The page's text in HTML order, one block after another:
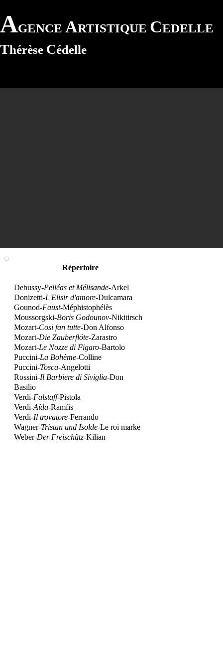
AGENCE ARTISTIQUE CEDELLE
Thérèse Cédelle
Répertoire
Debussy-Pelléas et Mélisande-Arkel
Donizetti-L'Elisir d'amore-Dulcamara
Gounod-Faust-Méphistophélès
Moussorgski-Boris Godounov-Nikitirsch
Mozart-Cosi fan tutte-Don Alfonso
Mozart-Die Zauberflöte-Zarastro
Mozart-Le Nozze di Figaro-Bartolo
Puccini-La Bohème-Colline
Puccini-Tosca-Angelotti
Rossini-Il Barbiere di Siviglia-Don
Basilio
Verdi-Falstaff-Pistola
Verdi-Aïda-Ramfis
Verdi-Il trovatore-Ferrando
Wagner-Tristan und Isolde-Le roi marke
Weber-Der Freischütz-Kilian